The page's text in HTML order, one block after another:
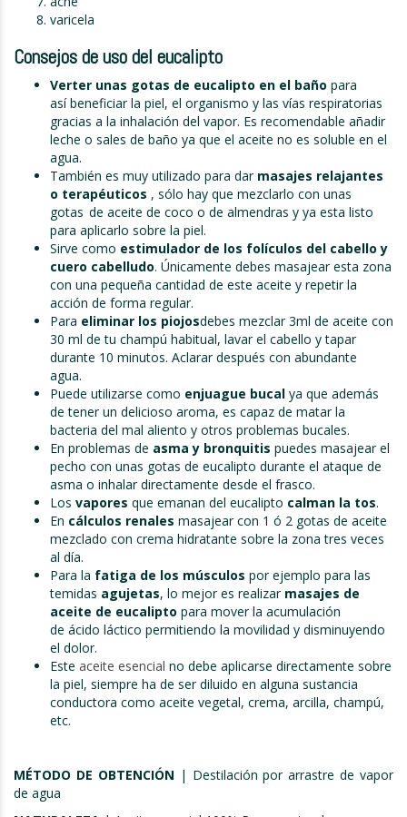
varicela
Consejos de uso del eucalipto
Verter unas gotas de eucalipto en el baño para
así beneficiar la piel, el organismo y las vías respiratorias
gracias a la inhalación del vapor. Es recomendable añadir
leche o sales de baño ya que el aceite no es soluble en el
agua.
También es muy utilizado para dar masajes relajantes
o terapéuticos , sólo hay que mezclarlo con unas
gotas de aceite de coco o de almendras y ya esta listo
para aplicarlo sobre la piel.
Sirve como estimulador de los folículos del cabello y
cuero cabelludo. Únicamente debes masajear esta zona
con una pequeña cantidad de este aceite y repetir la
acción de forma regular.
Para eliminar los piojosdebes mezclar 3ml de aceite con
30 ml de tu champú habitual, lavar el cabello y tapar
durante 10 minutos. Aclarar después con abundante
agua.
Puede utilizarse como enjuague bucal ya que además
de tener un delicioso aroma, es capaz de matar la
bacteria del mal aliento y otros problemas bucales.
En problemas de asma y bronquitis puedes masajear el
pecho con unas gotas de eucalipto durante el ataque de
asma o inhalar directamente desde el frasco.
Los vapores que emanan del eucalipto calman la tos.
En cálculos renales masajear con 1 ó 2 gotas de aceite
mezclado con crema hidratante sobre la zona tres veces
al día.
Para la fatiga de los músculos por ejemplo para las
temidas agujetas, lo mejor es realizar masajes de
aceite de eucalipto para mover la acumulación
de ácido láctico permitiendo la movilidad y disminuyendo
el dolor.
Este aceite esencial no debe aplicarse directamente sobre
la piel, siempre ha de ser diluido en alguna sustancia
conductora como aceite vegetal, crema, arcilla, champú,
etc.
MÉTODO DE OBTENCIÓN | Destilación por arrastre de vapor
de agua